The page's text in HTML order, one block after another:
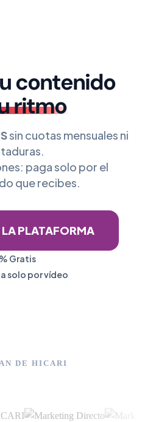
contenido
ritmo
sin cuotas mensuales ni
paga solo por el
que recibes.
PLATAFORMA
Gratis
solo por vídeo
DE HICARI